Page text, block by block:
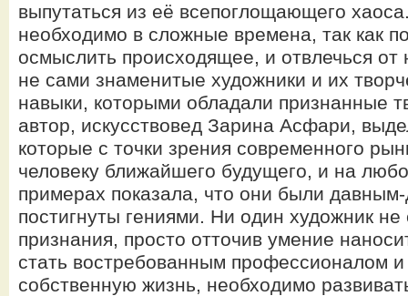
выпутаться из её всепоглощающего
необходимо в сложные времена, так как
осмыслить происходящее, и отвлечься
не сами знаменитые художники и их
навыки, которыми обладали признанные
автор, искусствовед Зарина Асфари,
которые с точки зрения современного
человеку ближайшего будущего, и на
примерах показала, что они были
постигнуты гениями. Ни один художник
признания, просто отточив умение
стать востребованным профессионалом
собственную жизнь, необходимо